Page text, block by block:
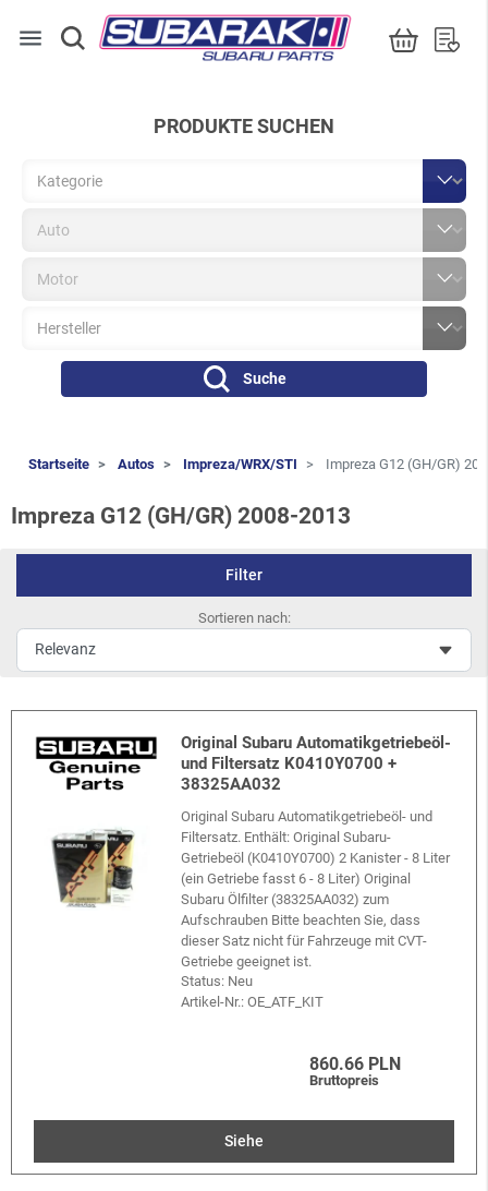
menu
PRODUKTE SUCHEN
Suche
Startseite Autos Impreza/WRX/STI Impreza G12 (GH/GR)
Impreza G12 (GH/GR) 2008-2013
Filter
Sortieren nach:
Original Subaru Automatikgetriebeöl-
und Filtersatz K0410Y0700 +
38325AA032
Original Subaru Automatikgetriebeöl- und
Filtersatz. Enthält: Original Subaru-
Getriebeöl (K0410Y0700) 2 Kanister - 8 Liter
(ein Getriebe fasst 6 - 8 Liter) Original
Subaru Ölfilter (38325AA032) zum
Aufschrauben Bitte beachten Sie, dass
dieser Satz nicht für Fahrzeuge mit CVT-
Getriebe geeignet ist.
Status: Neu
Artikel-Nr.:OE_ATF_KIT
860.66 PLN
Bruttopreis
Siehe